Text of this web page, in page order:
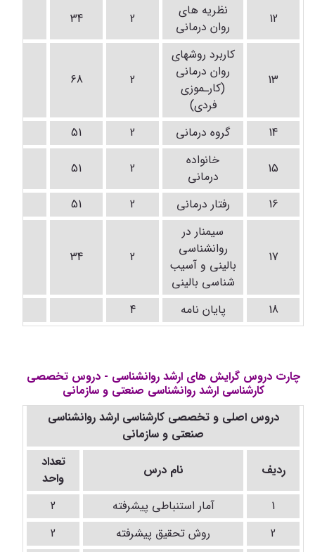
12
نظریه های
روان درمانی
2
34
13
کاربرد روشهای
روان درمانی
(کارـموزی
فردی)
2
68
14 گروه درمانی 2
51
15
خانواده
درمانی
2
51
16 رفتار درمانی 2
51
17
سیمنار در
روانشناسی
بالینی و آسیب
شناسی بالینی
2
34
18 پایان نامه 4
چارت دروس گرایش های ارشد روانشناسی - دروس تخصصی
کارشناسی ارشد روانشناسی صنعتی و سازمانی
دروس اصلی و تخصصی کارشناسی ارشد روانشناسی
صنعتی و سازمانی
ردیف نام درس
تعداد
واحد
1
آمار استنباطی پیشرفته
2
2
روش تحقیق پیشرفته
2